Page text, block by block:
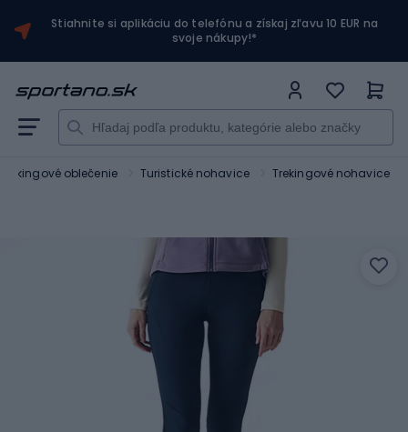
Stiahnite si aplikáciu do telefónu a získaj zľavu 10 EUR na
svoje nákupy!*
oblečenie Turistické nohavice Trekingové nohavice